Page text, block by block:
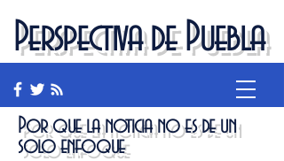
Perspectiva de Puebla
Por que la noticia no es de un
solo enfoque